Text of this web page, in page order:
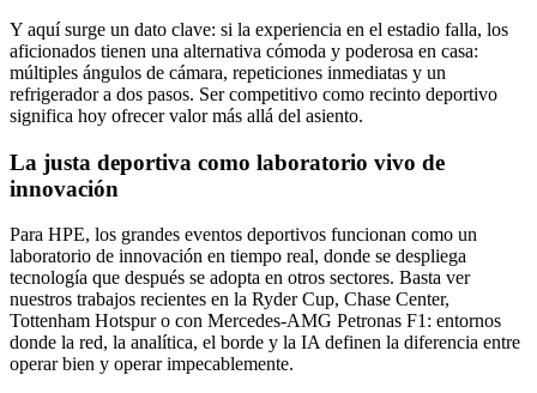
Y aquí surge un dato clave: si la experiencia en el estadio falla, los
aficionados tienen una alternativa cómoda y poderosa en casa:
múltiples ángulos de cámara, repeticiones inmediatas y un
refrigerador a dos pasos. Ser competitivo como recinto deportivo
significa hoy ofrecer valor más allá del asiento.
La justa deportiva como laboratorio vivo de
innovación
Para HPE, los grandes eventos deportivos funcionan como un
laboratorio de innovación en tiempo real, donde se despliega
tecnología que después se adopta en otros sectores. Basta ver
nuestros trabajos recientes en la Ryder Cup, Chase Center,
Tottenham Hotspur o con Mercedes-AMG Petronas F1: entornos
donde la red, la analítica, el borde y la IA definen la diferencia entre
operar bien y operar impecablemente.